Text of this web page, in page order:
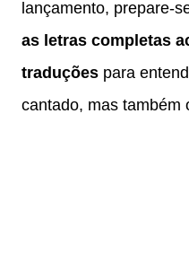
lançamento, prepare-
as letras completas
traduções para
cantado, mas também